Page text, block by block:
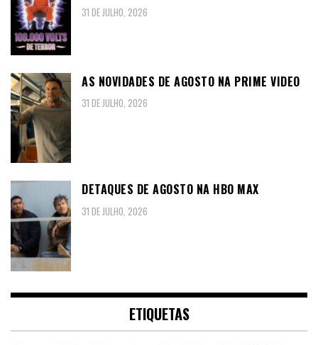
31 DE JULHO, 2026
AS NOVIDADES DE AGOSTO NA PRIME VIDEO
31 DE JULHO, 2026
DETAQUES DE AGOSTO NA HBO MAX
31 DE JULHO, 2026
ETIQUETAS